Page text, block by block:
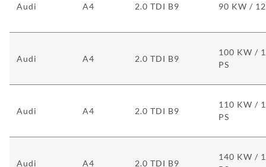
Audi A4 2.0 TDI B9 90 KW /
Audi A4 2.0 TDI B9
100 KW /
PS
Audi A4 2.0 TDI B9
110 KW /
PS
Audi A4 2.0 TDI B9
140 KW /